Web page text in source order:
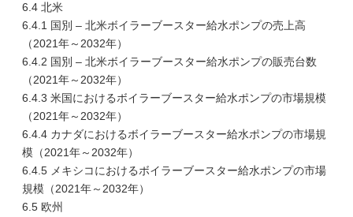
6.4 北米
6.4.1 国別 – 北米ボイラーブースター給水ポンプの売上高
（2021年～2032年）
6.4.2 国別 – 北米ボイラーブースター給水ポンプの販売台数
（2021年～2032年）
6.4.3 米国におけるボイラーブースター給水ポンプの市場規模
（2021年～2032年）
6.4.4 カナダにおけるボイラーブースター給水ポンプの市場規
模（2021年～2032年）
6.4.5 メキシコにおけるボイラーブースター給水ポンプの市場
規模（2021年～2032年）
6.5 欧州